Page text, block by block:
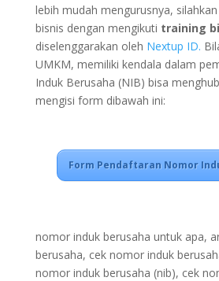
lebih mudah mengurusnya,
bisnis dengan mengikuti training
diselenggarakan oleh Nextup ID.
UMKM, memiliki kendala dalam
Induk Berusaha (NIB) bisa
mengisi form dibawah ini:
Form Pendaftaran Nomor
nomor induk berusaha untuk apa,
berusaha, cek nomor induk
nomor induk berusaha (nib), cek